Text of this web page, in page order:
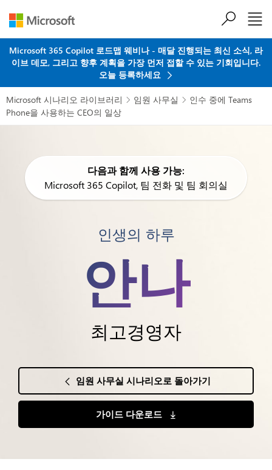
Microsoft 365 Copilot 로드맵 웨비나 - 매달 진행되는 최신 소식, 라
이브 데모, 그리고 향후 계획을 가장 먼저 접할 수 있는 기회입니다.
오늘 등록하세요
Microsoft 시나리오 라이브러리  임원 사무실 
인수 중에 Teams
Phone을 사용하는 CEO의 일상
다음과 함께 사용 가능:
Microsoft 365 Copilot, 팀 전화 및 팀 회의실
인생의 하루
안나
최고경영자
임원 사무실 시나리오로 돌아가기
가이드 다운로드